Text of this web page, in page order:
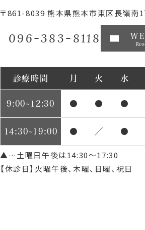
〒861-8039 熊本県熊本市東区長嶺南
096-383-8118
診療時間 月 火 水
9:00~12:30 ● ● ●
14:30~19:00 ● ／ ●
▲…土曜日午後は14:30～17:30
【休診日】火曜午後、木曜、日曜、祝日